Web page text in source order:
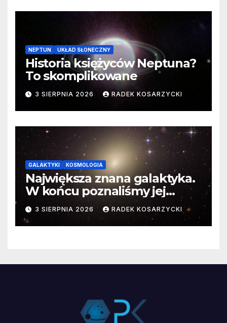
NEPTUN UKŁAD SŁONECZNY
Historia księżyców Neptuna?
To skomplikowane
3 SIERPNIA 2026 RADEK KOSARZYCKI
GALAKTYKI KOSMOLOGIA
Największa znana galaktyka.
W końcu poznaliśmy jej
faktyczne wymiary
3 SIERPNIA 2026 RADEK KOSARZYCKI